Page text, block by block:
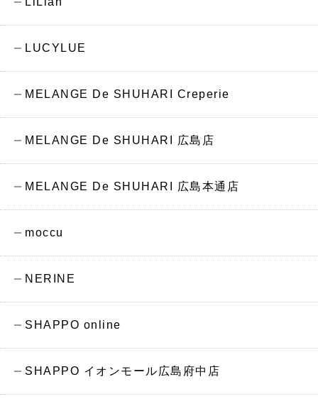
LUCYLUE
MELANGE De SHUHARI Creperie
MELANGE De SHUHARI 広島店
MELANGE De SHUHARI 広島本通店
moccu
NERINE
SHAPPO online
SHAPPO イオンモール広島府中店